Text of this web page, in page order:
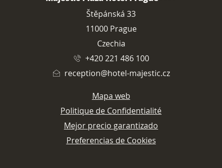
Štěpánská 33
11000 Prague
Czechia
+420 221 486 100
reception@hotel-majestic.cz
Mapa web
Politique de Confidentialité
Mejor precio garantizado
Preferencias de Cookies